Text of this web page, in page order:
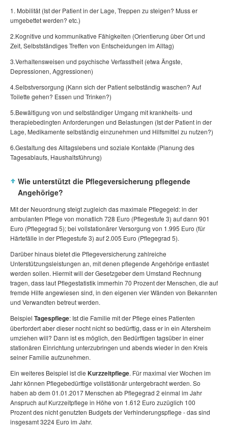
1. Mobilität (Ist der Patient in der Lage, Treppen zu steigen? Muss er
umgebettet werden? etc.)
2.Kognitive und kommunikative Fähigkeiten (Orientierung über Ort und
Zeit, Selbstständiges Treffen von Entscheidungen im Alltag)
3.Verhaltensweisen und psychische Verfasstheit (etwa Ängste,
Depressionen, Aggressionen)
4.Selbstversorgung (Kann sich der Patient selbständig waschen? Auf
Toilette gehen? Essen und Trinken?)
5.Bewältigung von und selbständiger Umgang mit krankheits- und
therapiebedingten Anforderungen und Belastungen (Ist der Patient in der
Lage, Medikamente selbständig einzunehmen und Hilfsmittel zu nutzen?)
6.Gestaltung des Alltagslebens und soziale Kontakte (Planung des
Tagesablaufs, Haushaltsführung)
Wie unterstützt die Pflegeversicherung pflegende
Angehörige?
Mit der Neuordnung steigt zugleich das maximale Pflegegeld: in der
ambulanten Pflege von monatlich 728 Euro (Pflegestufe 3) auf dann 901
Euro (Pflegegrad 5); bei vollstationärer Versorgung von 1.995 Euro (für
Härtefälle in der Pflegestufe 3) auf 2.005 Euro (Pflegegrad 5).
Darüber hinaus bietet die Pflegeversicherung zahlreiche
Unterstützungsleistungen an, mit denen pflegende Angehörige entlastet
werden sollen. Hiermit will der Gesetzgeber dem Umstand Rechnung
tragen, dass laut Pflegestatistik immerhin 70 Prozent der Menschen, die auf
fremde Hilfe angewiesen sind, in den eigenen vier Wänden von Bekannten
und Verwandten betreut werden.
Beispiel Tagespflege: Ist die Familie mit der Pflege eines Patienten
überfordert aber dieser nocht nicht so bedürftig, dass er in ein Altersheim
umziehen will? Dann ist es möglich, den Bedürftigen tagsüber in einer
stationären Einrichtung unterzubringen und abends wieder in den Kreis
seiner Familie aufzunehmen.
Ein weiteres Beispiel ist die Kurzzeitpflege. Für maximal vier Wochen im
Jahr können Pflegebedürftige vollstätionär untergebracht werden. So
haben ab dem 01.01.2017 Menschen ab Pflegegrad 2 einmal im Jahr
Anspruch auf Kurzzeitpflege in Höhe von 1.612 Euro zuzüglich 100
Prozent des nicht genutzten Budgets der Verhinderungspflege - das sind
insgesamt 3224 Euro im Jahr.